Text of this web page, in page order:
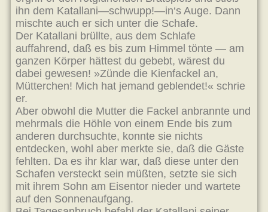
ihn dem Katallani—schwupp!—in‘s Auge. Dann
mischte auch er sich unter die Schafe.
Der Katallani brüllte, aus dem Schlafe
auffahrend, daß es bis zum Himmel tönte — am
ganzen Körper hättest du gebebt, wärest du
dabei gewesen! »Zünde die Kienfackel an,
Mütterchen! Mich hat jemand geblendet!« schrie
er.
Aber obwohl die Mutter die Fackel anbrannte und
mehrmals die Höhle von einem Ende bis zum
anderen durchsuchte, konnte sie nichts
entdecken, wohl aber merkte sie, daß die Gäste
fehlten. Da es ihr klar war, daß diese unter den
Schafen versteckt sein müßten, setzte sie sich
mit ihrem Sohn am Eisentor nieder und wartete
auf den Sonnenaufgang.